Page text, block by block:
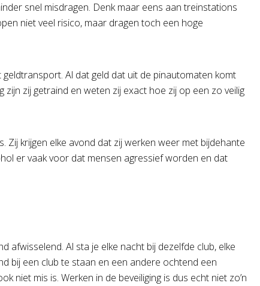
snel misdragen. Denk maar eens aan treinstations
niet veel risico, maar dragen toch een hoge
Al dat geld dat uit de pinautomaten komt
zij getraind en weten zij exact hoe zij op een zo veilig
Zij krijgen elke avond dat zij werken weer met bijdehante
er vaak voor dat mensen agressief worden en dat
afwisselend. Al sta je elke nacht bij dezelfde club, elke
bij een club te staan en een andere ochtend een
niet mis is. Werken in de beveiliging is dus echt niet zo’n